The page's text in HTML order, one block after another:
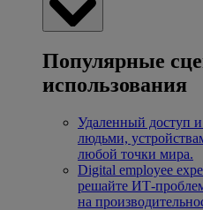
Популярные
использования
Удаленный доступ
людьми,
любой точки мира.
Digital employee
решайте ИТ-
на